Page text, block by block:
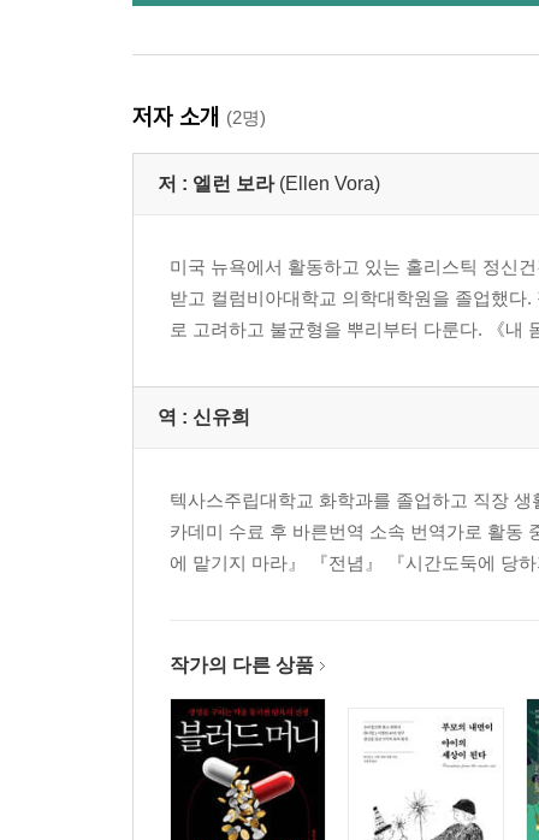
저자 소개 (2명)
저 : 엘런 보라 (Ellen Vora)
미국 뉴욕에서 활동하고 있는 홀리스틱 정신
받고 컬럼비아대학교 의학대학원을 졸업했
로 고려하고 불균형을 뿌리부터 다룬다. 《내
역 : 신유희
텍사스주립대학교 화학과를 졸업하고 직장
카데미 수료 후 바른번역 소속 번역가로 활동
에 맡기지 마라』 『전념』 『시간도둑에 당
작가의 다른 상품